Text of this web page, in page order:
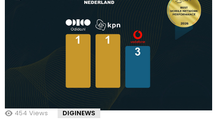
454 Views DIGINEWS